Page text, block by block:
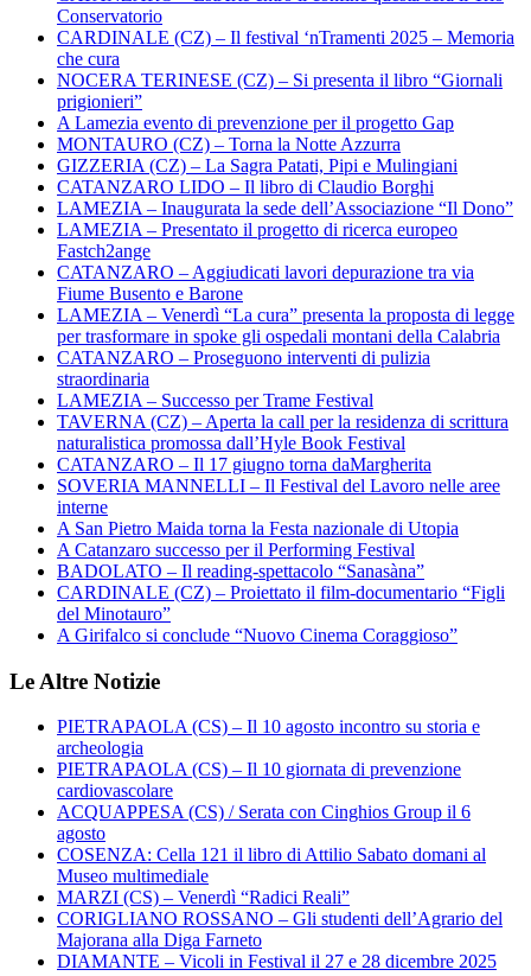
Conservatorio
CARDINALE (CZ) – Il festival ‘nTramenti 2025 – Memoria
che cura
NOCERA TERINESE (CZ) – Si presenta il libro “Giornali
prigionieri”
A Lamezia evento di prevenzione per il progetto Gap
MONTAURO (CZ) – Torna la Notte Azzurra
GIZZERIA (CZ) – La Sagra Patati, Pipi e Mulingiani
CATANZARO LIDO – Il libro di Claudio Borghi
LAMEZIA – Inaugurata la sede dell’Associazione “Il Dono”
LAMEZIA – Presentato il progetto di ricerca europeo
Fastch2ange
CATANZARO – Aggiudicati lavori depurazione tra via
Fiume Busento e Barone
LAMEZIA – Venerdì “La cura” presenta la proposta di legge
per trasformare in spoke gli ospedali montani della Calabria
CATANZARO – Proseguono interventi di pulizia
straordinaria
LAMEZIA – Successo per Trame Festival
TAVERNA (CZ) – Aperta la call per la residenza di scrittura
naturalistica promossa dall’Hyle Book Festival
CATANZARO – Il 17 giugno torna daMargherita
SOVERIA MANNELLI – Il Festival del Lavoro nelle aree
interne
A San Pietro Maida torna la Festa nazionale di Utopia
A Catanzaro successo per il Performing Festival
BADOLATO – Il reading-spettacolo “Sanasàna”
CARDINALE (CZ) – Proiettato il film-documentario “Figli
del Minotauro”
A Girifalco si conclude “Nuovo Cinema Coraggioso”
Le Altre Notizie
PIETRAPAOLA (CS) – Il 10 agosto incontro su storia e
archeologia
PIETRAPAOLA (CS) – Il 10 giornata di prevenzione
cardiovascolare
ACQUAPPESA (CS) / Serata con Cinghios Group il 6
agosto
COSENZA: Cella 121 il libro di Attilio Sabato domani al
Museo multimediale
MARZI (CS) – Venerdì “Radici Reali”
CORIGLIANO ROSSANO – Gli studenti dell’Agrario del
Majorana alla Diga Farneto
DIAMANTE – Vicoli in Festival il 27 e 28 dicembre 2025